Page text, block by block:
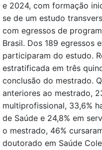
e 2024, com formação
se de um estudo
com egressos de
Brasil. Dos 189 egressos
participaram do estudo.
estratificada em três
conclusão do mestrado.
anteriores ao mestrado,
multiprofissional, 33,6%
de Saúde e 24,8% em
o mestrado, 46%
doutorado em Saúde